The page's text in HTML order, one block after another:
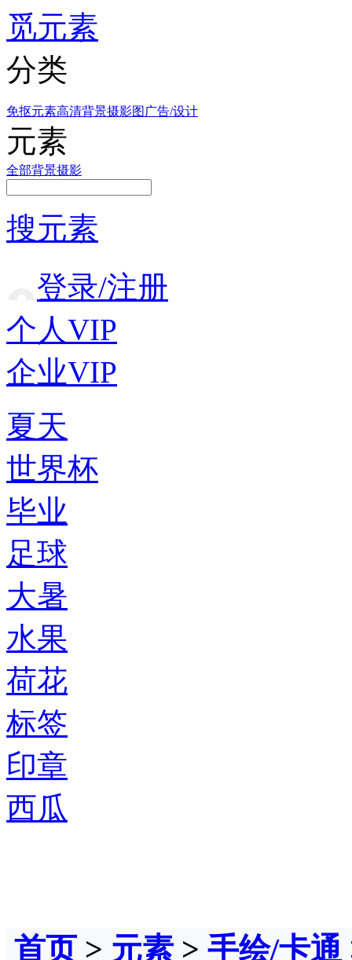
觅元素
分类
免抠元素高清背景摄影图 广告/设计
元素
全部背景摄影
搜元素
登录/注册
个人VIP
企业VIP
夏天
世界杯
毕业
足球
大暑
水果
荷花
标签
印章
西瓜
首页> 元素 > 手绘/卡通